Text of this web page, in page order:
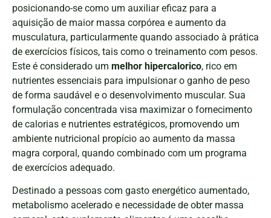
posicionando-se como um auxiliar eficaz para a
aquisição de maior massa corpórea e aumento da
musculatura, particularmente quando associado à prática
de exercícios físicos, tais como o treinamento com pesos.
Este é considerado um melhor hipercalorico, rico em
nutrientes essenciais para impulsionar o ganho de peso
de forma saudável e o desenvolvimento muscular. Sua
formulação concentrada visa maximizar o fornecimento
de calorias e nutrientes estratégicos, promovendo um
ambiente nutricional propício ao aumento da massa
magra corporal, quando combinado com um programa
de exercícios adequado.
Destinado a pessoas com gasto energético aumentado,
metabolismo acelerado e necessidade de obter massa